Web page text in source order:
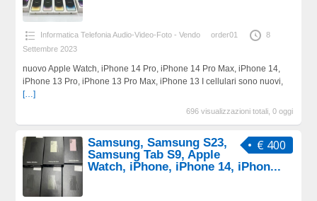
Informatica Telefonia Audio-Video-Foto - Vendo order01
8
Settembre 2023
nuovo Apple Watch, iPhone 14 Pro, iPhone 14 Pro Max, iPhone 14,
iPhone 13 Pro, iPhone 13 Pro Max, iPhone 13 I cellulari sono nuovi,
[…]
696 visualizzazioni totali, 0 oggi
€ 400
Samsung, Samsung S23,
Samsung Tab S9, Apple
Watch, iPhone, iPhone 14, iPhon...